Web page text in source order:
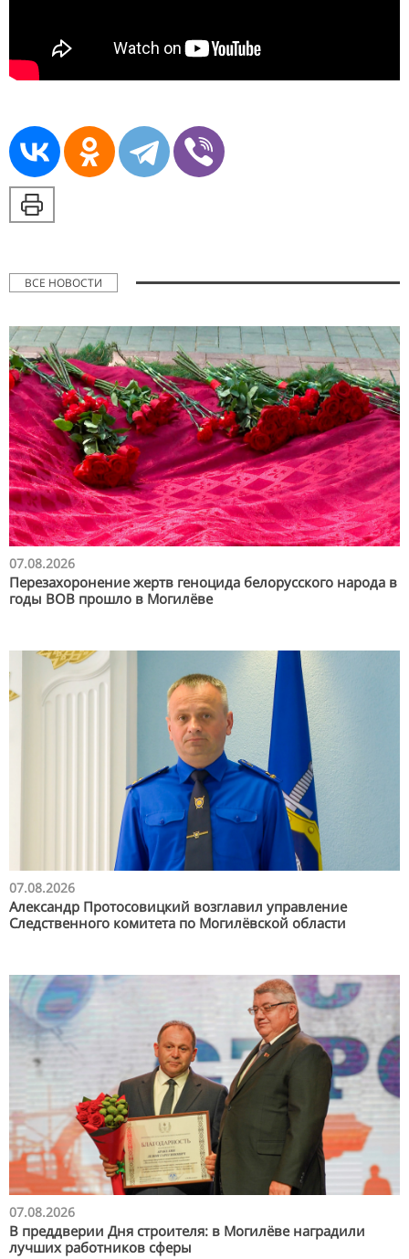
ВСЕ НОВОСТИ
07.08.2026
Перезахоронение жертв геноцида белорусского народа в
годы ВОВ прошло в Могилёве
07.08.2026
Александр Протосовицкий возглавил управление
Следственного комитета по Могилёвской области
07.08.2026
В преддверии Дня строителя: в Могилёве наградили
лучших работников сферы